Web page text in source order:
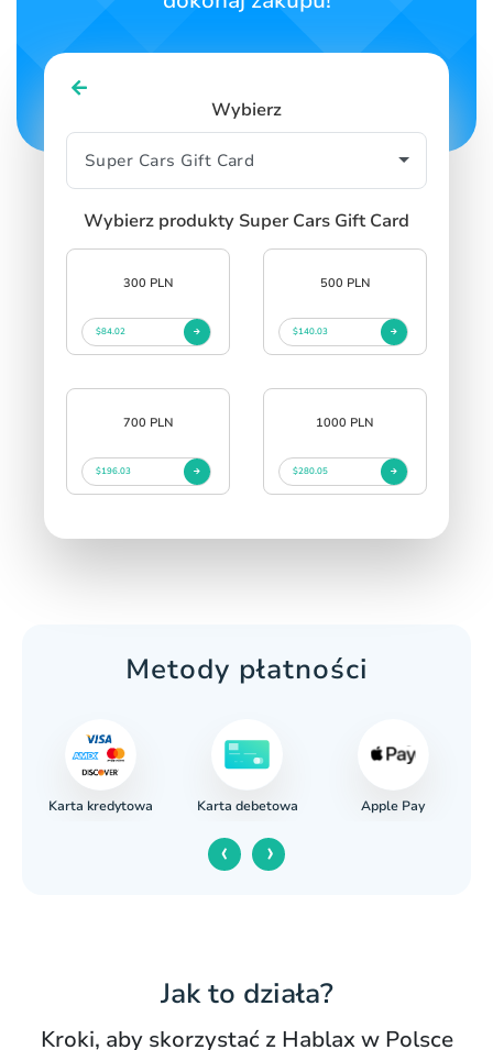
Wybierz
Wybierz produkty Super Cars Gift Card
300 PLN
$84.02
500 PLN
$140.03
700 PLN
$196.03
1000 PLN
$280.05
Metody płatności
Karta kredytowa Karta debetowa Apple Pay
‹ ›
Jak to działa?
Kroki, aby skorzystać z Hablax w Polsce